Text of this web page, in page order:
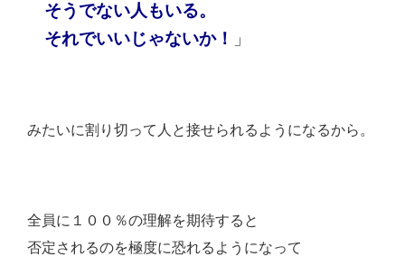
そうでない人もいる。
それでいいじゃないか！
」
みたいに割り切って人と接せられるようになるから。
全員に１００％の理解を期待すると
否定されるのを極度に恐れるようになって